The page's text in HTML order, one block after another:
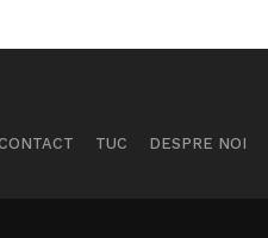
TUC DESPRE NOI